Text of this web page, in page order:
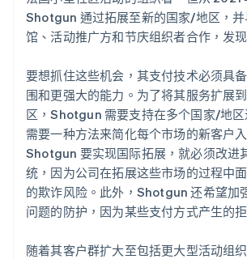
Shotgun 通过拓展至新的国家/地区，并
馆、活动推广方和节庆组织者合作，发
要想抓住这些机会，其支付技术必须具
围和更强大的能力。为了将其服务扩展
区，Shotgun 需要支持在多个国家/地
需要一种方法来简化每个市场的新客户
Shotgun 要实现国际拓展，就必须改进
统，因为公司在拓展这些市场的过程中
的欺诈风险。此外，Shotgun 还希望加
问题的防护，因为某些支付方式产生的
随着其客户群扩大至包括更大型活动组